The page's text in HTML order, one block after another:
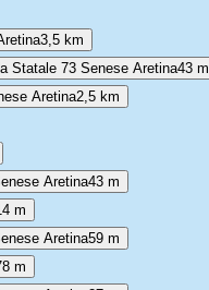
3,5 km
Statale 73 Senese Aretina43 m
Aretina2,5 km
Aretina43 m
m
Aretina59 m
m